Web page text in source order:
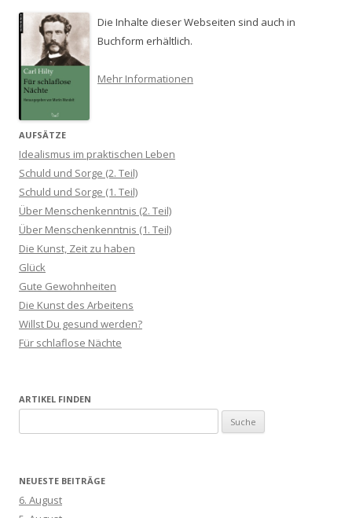
Die Inhalte dieser Webseiten sind auch in
Buchform erhältlich.
Mehr Informationen
AUFSÄTZE
Idealismus im praktischen Leben
Schuld und Sorge (2. Teil)
Schuld und Sorge (1. Teil)
Über Menschenkenntnis (2. Teil)
Über Menschenkenntnis (1. Teil)
Die Kunst, Zeit zu haben
Glück
Gute Gewohnheiten
Die Kunst des Arbeitens
Willst Du gesund werden?
Für schlaflose Nächte
ARTIKEL FINDEN
u
h
e
n
NEUESTE BEITRÄGE
6. August